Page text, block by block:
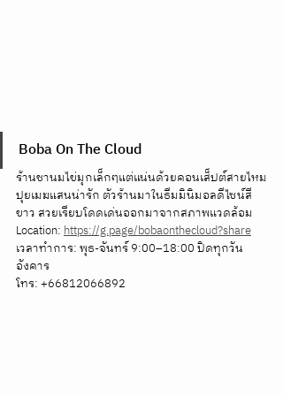
Boba On The Cloud
ร้านชานมไข่มุกเล็กๆแต่แน่นด้วยคอนเส็ปต์สายไหม
ปุยเมฆแสนน่ารัก ตัวร้านมาในธีมมินิมอลดีไซน์สี
ขาว สวยเรียบโดดเด่นออกมาจากสภาพแวดล้อม
Location: https://g.page/bobaonthecloud?share
เวลาทำการ: พุธ-จันทร์ 9:00–18:00 ปิดทุกวัน
อังคาร
โทร: +66812066892